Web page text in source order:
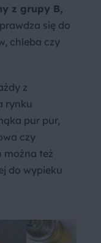
z grupy B,
się do
chleba czy
z
rynku
pur pur,
czy
można też
do wypieku